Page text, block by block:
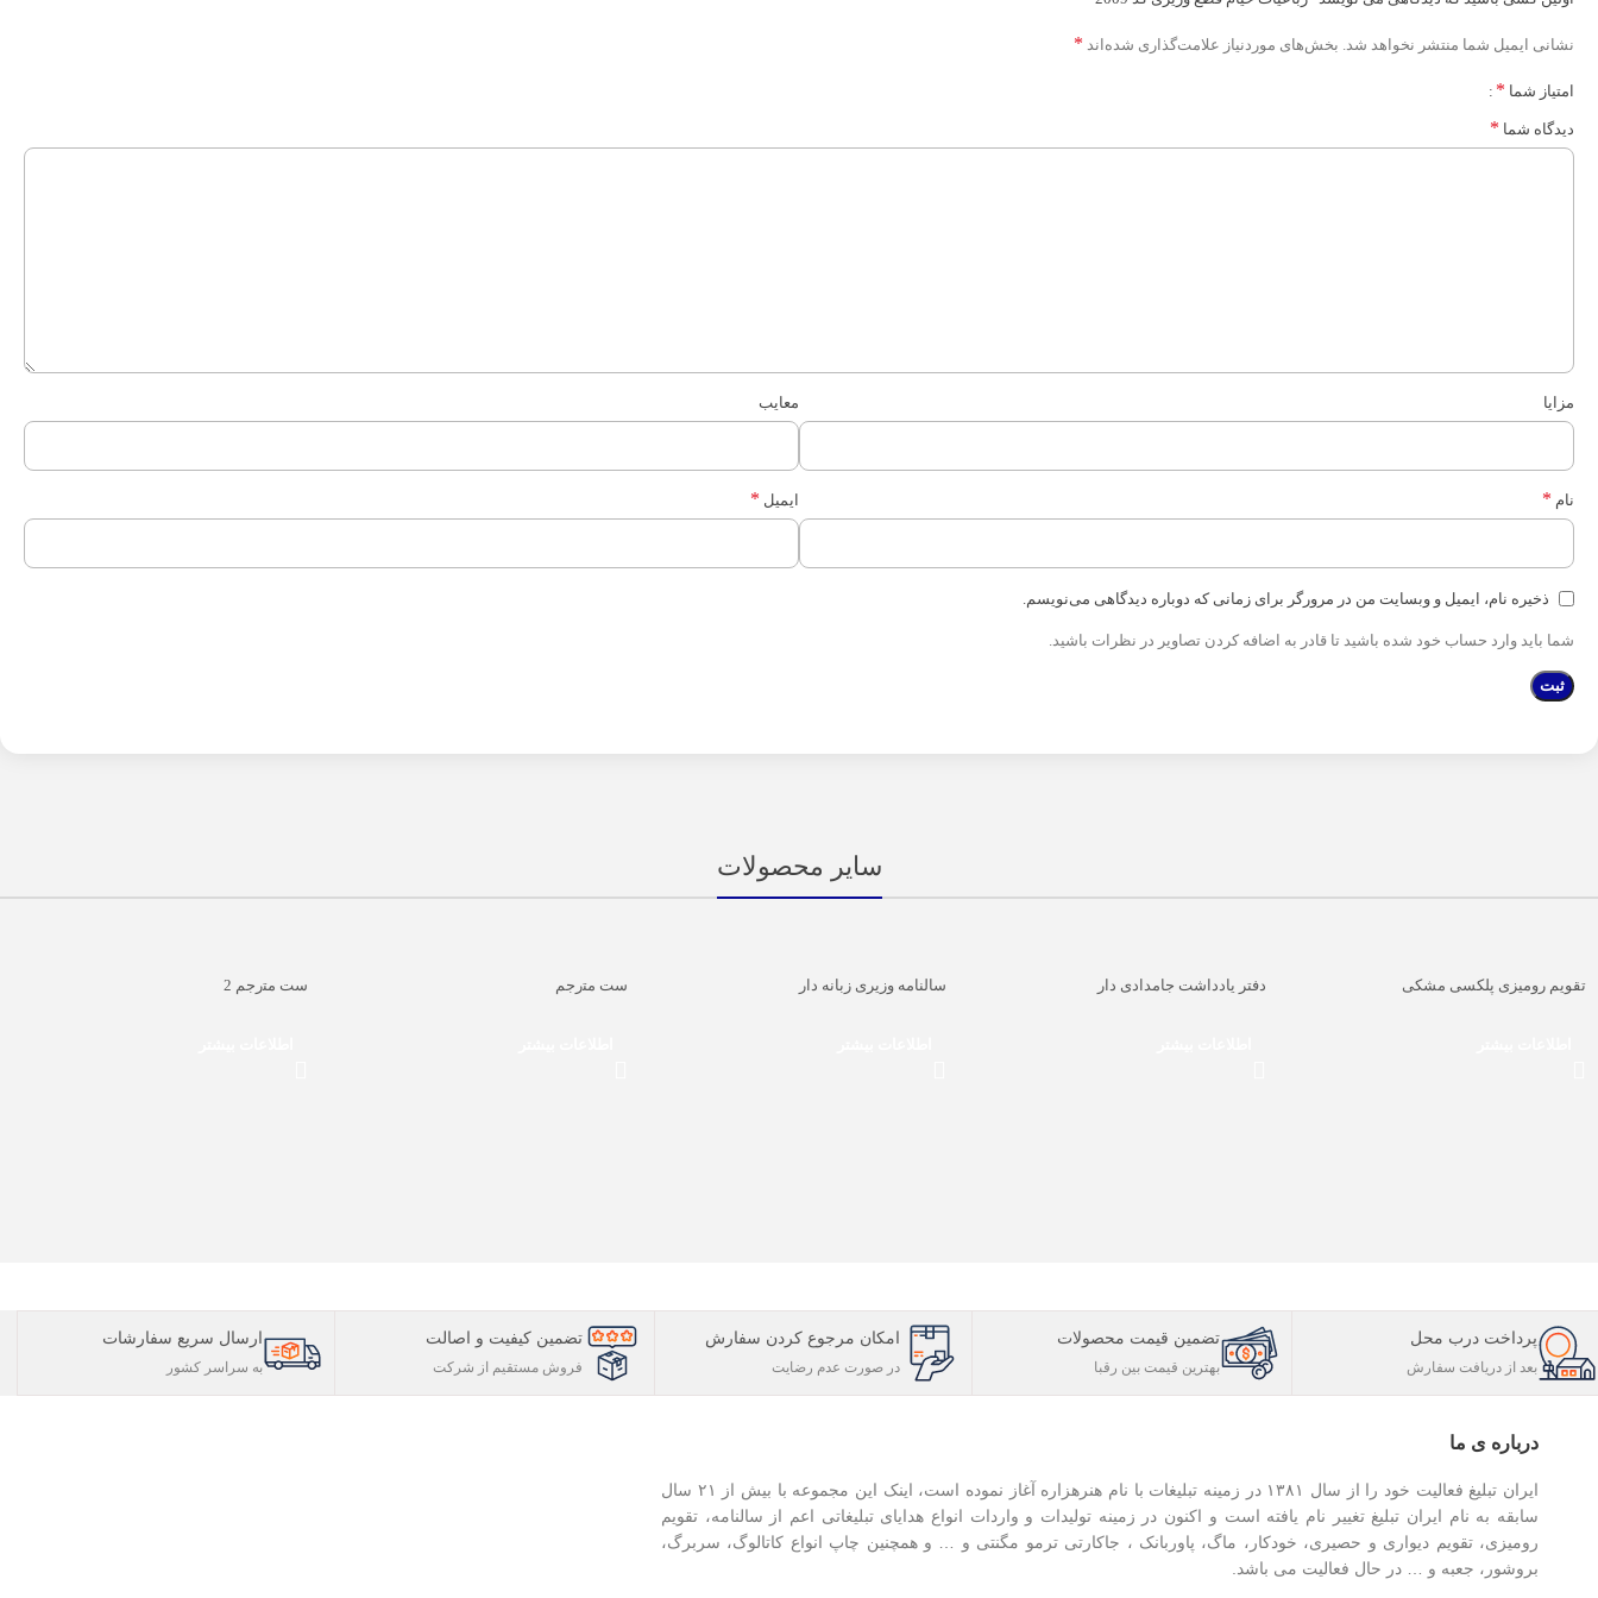
نشانی ایمیل شما منتشر نخواهد شد. بخش‌های موردنیاز علامت‌گذاری شده‌اند *
امتیاز شما *
دیدگاه شما *
مزایا معایب
نام * ایمیل *
ذخیره نام، ایمیل و وبسایت من در مرورگر برای زمانی که دوباره دیدگاهی می‌نویسم.
شما باید وارد حساب خود شده باشید تا قادر به اضافه کردن تصاویر در نظرات باشید.
سایر محصولات
تقویم رومیزی پلکسی مشکی دفتر یادداشت جامدادی دار سالنامه وزیری زبانه دار ﺳﺖ ﻣﺘرﺟﻢ ﺳﺖ ﻣﺘرﺟﻢ 2
پرداخت درب محل
بعد از دریافت سفارش
تضمین قیمت محصولات
بهترین قیمت بین رقبا
امکان مرجوع کردن سفارش
در صورت عدم رضایت
تضمین کیفیت و اصالت
فروش مستقیم از شرکت
ارسال سریع سفارشات
به سراسر کشور
درباره ی ما
ایران تبلیغ فعالیت خود را از سال ۱۳۸۱ در زمینه تبلیغات با نام هنرهزاره آغاز نموده است، اینک این مجموعه با بیش از ۲۱ سال
سابقه به نام ایران تبلیغ تغییر نام یافته است و اکنون در زمینه تولیدات و واردات انواع هدایای تبلیغاتی اعم از سالنامه، تقویم
رومیزی، تقویم دیواری و حصیری، خودکار، ماگ، پاوربانک ، جاکارتی ترمو مگنتی و … و همچنین چاپ انواع کاتالوگ، سربرگ،
بروشور، جعبه و … در حال فعالیت می باشد.